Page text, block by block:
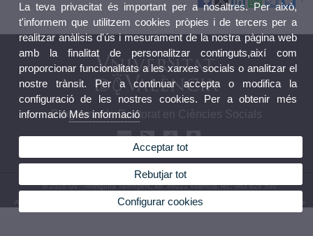
Programa de Doctorat en Ciències Socials
© 2026 UV. - Avinguda Tarongers, 4b. 46021 València.Tel.: 963 828 500
Avís legal Política privacitat|Cookies|Transparència Bústia de contacte
La teva privacitat és important per a nosaltres. Per això,
t'informem que utilitzem cookies pròpies i de tercers per a
realitzar anàlisis d'ús i mesurament de la nostra pàgina web
amb la finalitat de personalitzar continguts,així com
proporcionar funcionalitats a les xarxes socials o analitzar el
nostre trànsit. Per a continuar accepta o modifica la
configuració de les nostres cookies. Per a obtenir més
informacióMés informació
Acceptar tot
Rebutjar tot
Configurar cookies